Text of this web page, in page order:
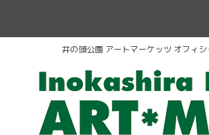
井の頭公園 アートマーケッツ オフィ